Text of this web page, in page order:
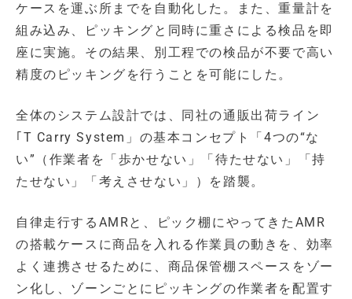
ケースを運ぶ所までを自動化した。また、重量計を
組み込み、ピッキングと同時に重さによる検品を即
座に実施。その結果、別工程での検品が不要で高い
精度のピッキングを行うことを可能にした。
全体のシステム設計では、同社の通販出荷ライン
｢T Carry System」の基本コンセプト「4つの“な
い”（作業者を「歩かせない」「待たせない」「持
たせない」「考えさせない」）を踏襲。
自律走行するAMRと、ピック棚にやってきたAMR
の搭載ケースに商品を入れる作業員の動きを、効率
よく連携させるために、商品保管棚スペースをゾー
ン化し、ゾーンごとにピッキングの作業者を配置す